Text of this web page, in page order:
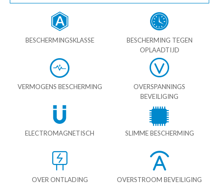
BESCHERMINGSKLASSE
BESCHERMING TEGEN
OPLAADTIJD
VERMOGENS BESCHERMING
OVERSPANNINGS
BEVEILIGING
ELECTROMAGNETISCH SLIMME BESCHERMING
OVER ONTLADING
OVERSTROOM BEVEILIGING